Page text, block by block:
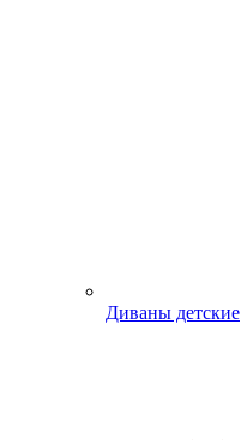
Диваны детские